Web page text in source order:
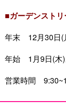
■ガーデンスト
年末 12月30日(
年始 1月9日(木)
営業時間